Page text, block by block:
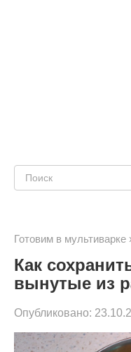
Поиск:
Готовим в мультиварке
Как
вынутые из
Опубликовано: